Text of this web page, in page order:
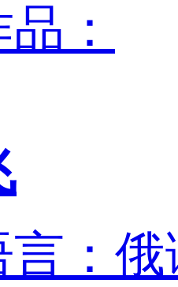
：
言：俄